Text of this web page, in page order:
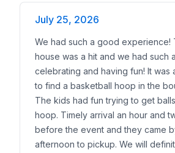
July 25, 2026
We had such a good experience!
house was a hit and we had such
celebrating and having fun! It was
to find a basketball hoop in the
The kids had fun trying to get
hoop. Timely arrival an hour and
before the event and they came
afternoon to pickup. We will